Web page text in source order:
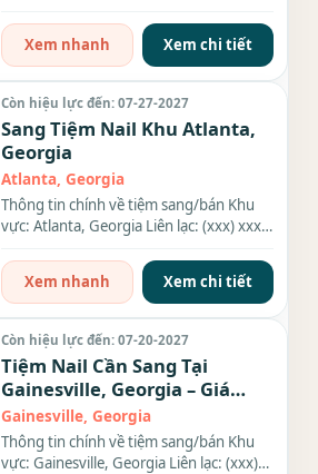
Xem nhanh
Xem chi tiết
Còn hiệu lực đến: 07-27-2027
Sang Tiệm Nail Khu Atlanta,
Georgia
Atlanta, Georgia
Thông tin chính về tiệm sang/bán Khu
vực: Atlanta, Georgia Liên lạc: (xxx) xxx-
Xem nhanh
Xem chi tiết
Còn hiệu lực đến: 07-20-2027
Tiệm Nail Cần Sang Tại
Gainesville, Georgia – Giá
$89k
Gainesville, Georgia
Thông tin chính về tiệm sang/bán Khu
vực: Gainesville, Georgia Liên lạc: (xxx)